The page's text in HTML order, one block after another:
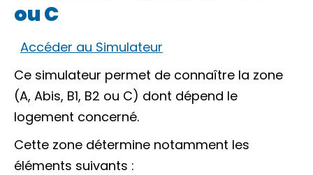
ou C
Accéder au Simulateur
Ce simulateur permet de connaître la zone
(A, Abis, B1, B2 ou C) dont dépend le
logement concerné.
Cette zone détermine notamment les
éléments suivants :